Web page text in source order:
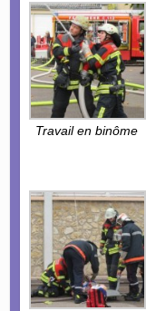
Travail en binôme